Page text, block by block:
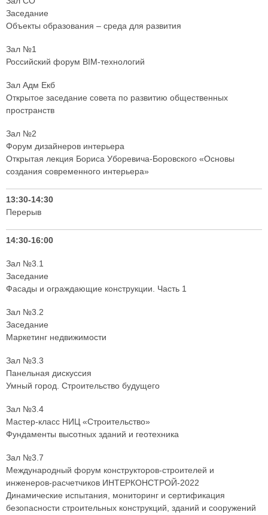
Заседание
Объекты образования – среда для развития
Зал №1
Российский форум BIM-технологий
Зал Адм Екб
Открытое заседание совета по развитию общественных
пространств
Зал №2
Форум дизайнеров интерьера
Открытая лекция Бориса Уборевича-Боровского «Основы
создания современного интерьера»
13:30-14:30
Перерыв
14:30-16:00
Зал №3.1
Заседание
Фасады и ограждающие конструкции. Часть 1
Зал №3.2
Заседание
Маркетинг недвижимости
Зал №3.3
Панельная дискуссия
Умный город. Строительство будущего
Зал №3.4
Мастер-класс НИЦ «Строительство»
Фундаменты высотных зданий и геотехника
Зал №3.7
Международный форум конструкторов-строителей и
инженеров-расчетчиков ИНТЕРКОНСТРОЙ-2022
Динамические испытания, мониторинг и сертификация
безопасности строительных конструкций, зданий и сооружений